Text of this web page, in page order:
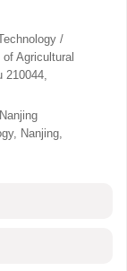
/
Agricultural
210044,
Nanjing,